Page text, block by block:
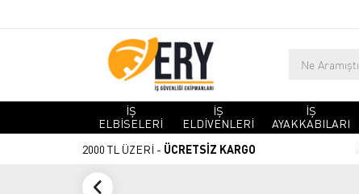
İŞ
ELBİSELERİ
İŞ
ELDİVENLERİ
İŞ
AYAKKABILARI
2000 TL ÜZERİ - ÜCRETSİZ KARGO